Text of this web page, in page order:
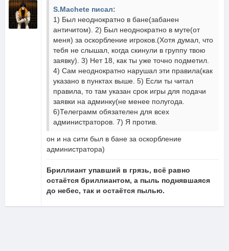
S.Machete писал:
1) Был неоднократно в бане(забанен
античитом). 2) Был неоднократно в муте(от
меня) за оскорбление игроков.(Хотя думал, что
тебя не слышал, когда скинули в группу твою
заявку). 3) Нет 18, как ты уже точно подметил.
4) Сам неоднократно нарушал эти правила(как
указано в пунктах выше. 5) Если ты читал
правила, то там указан срок игры для подачи
заявки на админку(не менее полугода.
6)Телеграмм обязателен для всех
администраторов. 7) Я против.
он и на сити был в бане за оскорбление
администратора)
Бриллиант упавший в грязь, всё равно
остаётся бриллиантом, а пыль поднявшаяся
до небес, так и остаётся пылью.